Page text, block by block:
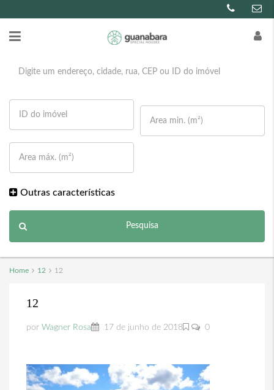
Outras características
Pesquisa
Home 12 12
12
por Wagner Rosa 17 de junho de 2018 0